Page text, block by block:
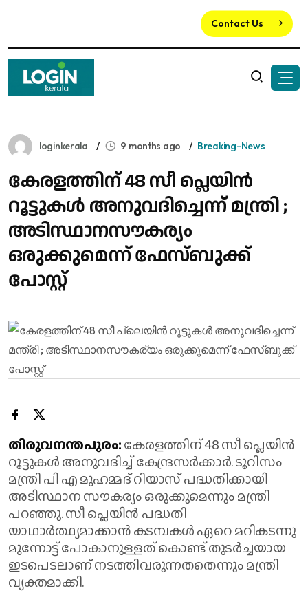
Contact Us
loginkerala 9 months ago Breaking-News
കേരളത്തിന് 48 സീ പ്ലെയിന്‍
റൂട്ടുകള്‍ അനുവദിച്ചെന്ന് മന്ത്രി ;
അടിസ്ഥാനസൗകര്യം
ഒരുക്കുമെന്ന് ഫേസ്ബുക്ക്
പോസ്റ്റ്
തിരുവനന്തപുരം:കേരളത്തിന് 48 സീ പ്ലെയിന്‍
റൂട്ടുകള്‍ അനുവദിച്ച് കേന്ദ്രസര്‍ക്കാര്‍. ടൂറിസം
മന്ത്രി പി എ മുഹമ്മദ് റിയാസ് പദ്ധതിക്കായി
അടിസ്ഥാന സൗകര്യം ഒരുക്കുമെന്നും മന്ത്രി
പറഞ്ഞു. സീ പ്ലെയിന്‍ പദ്ധതി
യാഥാര്‍ത്ഥ്യമാക്കാന്‍ കടമ്പകള്‍ ഏറെ മറികടന്നു
മുന്നോട്ട് പോകാനുള്ളത് കൊണ്ട് തുടര്‍ച്ചയായ
ഇടപെടലാണ് നടത്തിവരുന്നതതെന്നും മന്ത്രി
വ്യക്തമാക്കി.